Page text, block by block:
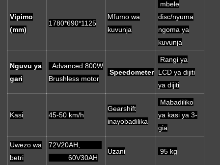
Vipimo
(mm)
1780*690*1125
Mfumo wa
kuvunja
mbele
disc/nyuma
ngoma ya
kuvunja
Nguvu ya
gari
Advanced 800W
Brushless motor
Speedometer
Rangi ya
LCD ya dijiti
ya dijiti
Kasi 45-50 km/h
Gearshift
inayobadilika
Mabadiliko
ya kasi ya 3-
gia
Uwezo wa
betri
72V20AH,
60V30AH
Uzani 95 kg